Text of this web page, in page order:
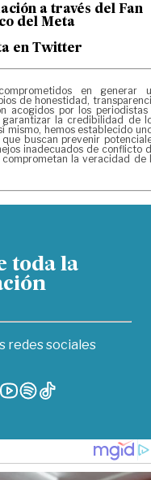
a través del Fan
del Meta
en Twitter
en generar
de honestidad,
acogidos por los periodistas
la credibilidad de
mismo, hemos establecido
buscan prevenir
inadecuados de conflicto
la veracidad de
toda la
redes sociales